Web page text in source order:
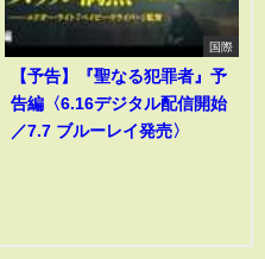
国際
【予告】『聖なる犯罪者』予
告編〈6.16デジタル配信開始
／7.7 ブルーレイ発売〉